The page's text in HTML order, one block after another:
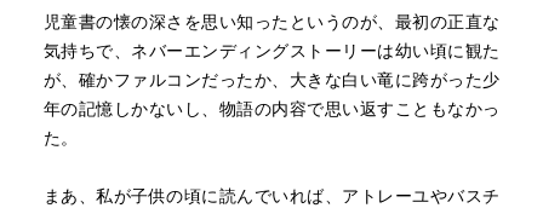
児童書の懐の深さを思い知ったというのが、最初の正直な
気持ちで、ネバーエンディングストーリーは幼い頃に観た
が、確かファルコンだったか、大きな白い竜に跨がった少
年の記憶しかないし、物語の内容で思い返すこともなかっ
た。
まあ、私が子供の頃に読んでいれば、アトレーユやバスチ